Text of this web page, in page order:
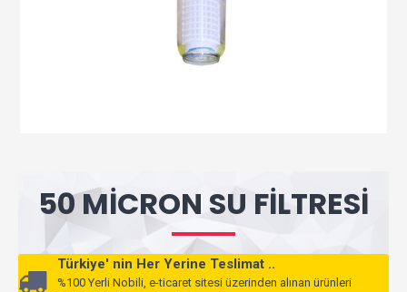
50 MICRON SU FILTRESI
Türkiye' nin Her Yerine Teslimat ..
%100 Yerli Nobili, e-ticaret sitesi üzerinden alınan ürünleri